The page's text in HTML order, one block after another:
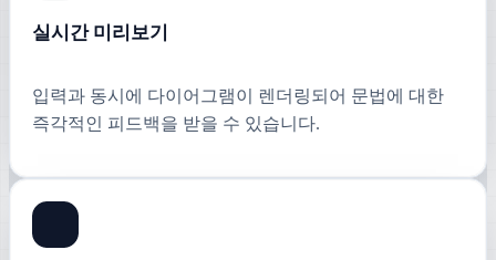
실시간 미리보기
입력과 동시에 다이어그램이 렌더링되어 문법에 대한
즉각적인 피드백을 받을 수 있습니다.